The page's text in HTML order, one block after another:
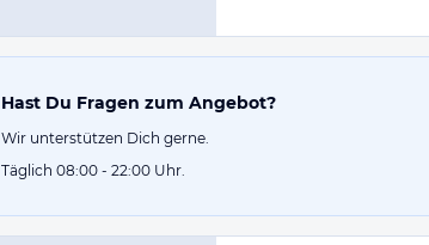
Hast Du Fragen zum Angebot?
Wir unterstützen Dich gerne.
Täglich 08:00 - 22:00 Uhr.